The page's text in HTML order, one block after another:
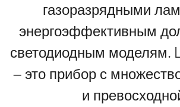
газоразрядными
энергоэффективным
светодиодным моделям.
— это прибор с
и